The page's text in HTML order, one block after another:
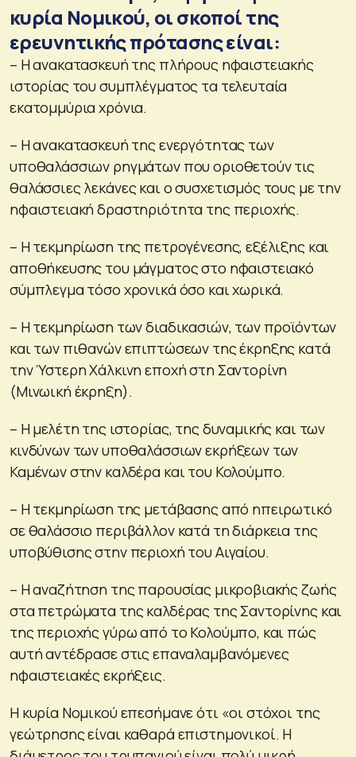
κυρία Νομικού, οι σκοποί της
ερευνητικής πρότασης είναι:
– Η ανακατασκευή της πλήρους ηφαιστειακής
ιστορίας του συμπλέγματος τα τελευταία
εκατομμύρια χρόνια.
– Η ανακατασκευή της ενεργότητας των
υποθαλάσσιων ρηγμάτων που οριοθετούν τις
θαλάσσιες λεκάνες και ο συσχετισμός τους με την
ηφαιστειακή δραστηριότητα της περιοχής.
– Η τεκμηρίωση της πετρογένεσης, εξέλιξης και
αποθήκευσης του μάγματος στο ηφαιστειακό
σύμπλεγμα τόσο χρονικά όσο και χωρικά.
– Η τεκμηρίωση των διαδικασιών, των προϊόντων
και των πιθανών επιπτώσεων της έκρηξης κατά
την Ύστερη Χάλκινη εποχή στη Σαντορίνη
(Μινωική έκρηξη).
– Η μελέτη της ιστορίας, της δυναμικής και των
κινδύνων των υποθαλάσσιων εκρήξεων των
Καμένων στην καλδέρα και του Κολούμπο.
– Η τεκμηρίωση της μετάβασης από ηπειρωτικό
σε θαλάσσιο περιβάλλον κατά τη διάρκεια της
υποβύθισης στην περιοχή του Αιγαίου.
– Η αναζήτηση της παρουσίας μικροβιακής ζωής
στα πετρώματα της καλδέρας της Σαντορίνης και
της περιοχής γύρω από το Κολούμπο, και πώς
αυτή αντέδρασε στις επαναλαμβανόμενες
ηφαιστειακές εκρήξεις.
Η κυρία Νομικού επεσήμανε ότι «οι στόχοι της
γεώτρησης είναι καθαρά επιστημονικοί. Η